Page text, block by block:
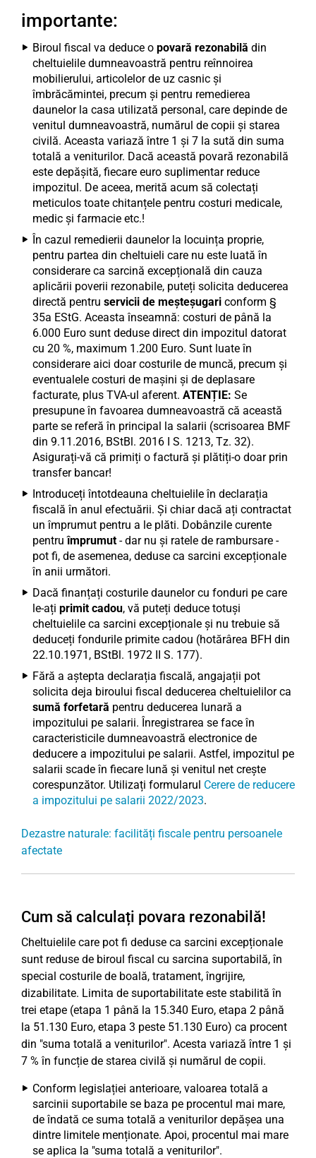
importante:
Biroul fiscal va deduce o povară rezonabilă din
cheltuielile dumneavoastră pentru reînnoirea
mobilierului, articolelor de uz casnic și
îmbrăcămintei, precum și pentru remedierea
daunelor la casa utilizată personal, care depinde de
venitul dumneavoastră, numărul de copii și starea
civilă. Aceasta variază între 1 și 7 la sută din suma
totală a veniturilor. Dacă această povară rezonabilă
este depășită, fiecare euro suplimentar reduce
impozitul. De aceea, merită acum să colectați
meticulos toate chitanțele pentru costuri medicale,
medic și farmacie etc.!
În cazul remedierii daunelor la locuința proprie,
pentru partea din cheltuieli care nu este luată în
considerare ca sarcină excepțională din cauza
aplicării poverii rezonabile, puteți solicita deducerea
directă pentru servicii de meșteșugari conform §
35a EStG. Aceasta înseamnă: costuri de până la
6.000 Euro sunt deduse direct din impozitul datorat
cu 20 %, maximum 1.200 Euro. Sunt luate în
considerare aici doar costurile de muncă, precum și
eventualele costuri de mașini și de deplasare
facturate, plus TVA-ul aferent. ATENȚIE: Se
presupune în favoarea dumneavoastră că această
parte se referă în principal la salarii (scrisoarea BMF
din 9.11.2016, BStBl. 2016 I S. 1213, Tz. 32).
Asigurați-vă că primiți o factură și plătiți-o doar prin
transfer bancar!
Introduceți întotdeauna cheltuielile în declarația
fiscală în anul efectuării. Și chiar dacă ați contractat
un împrumut pentru a le plăti. Dobânzile curente
pentruîmprumut- dar nu și ratele de rambursare -
pot fi, de asemenea, deduse ca sarcini excepționale
în anii următori.
Dacă finanțați costurile daunelor cu fonduri pe care
le-ați primit cadou, vă puteți deduce totuși
cheltuielile ca sarcini excepționale și nu trebuie să
deduceți fondurile primite cadou (hotărârea BFH din
22.10.1971, BStBl. 1972 II S. 177).
Fără a aștepta declarația fiscală, angajații pot
solicita deja biroului fiscal deducerea cheltuielilor ca
sumă forfetară pentru deducerea lunară a
impozitului pe salarii. Înregistrarea se face în
caracteristicile dumneavoastră electronice de
deducere a impozitului pe salarii. Astfel, impozitul pe
salarii scade în fiecare lună și venitul net crește
corespunzător. Utilizați formularul Cerere de reducere
a impozitului pe salarii 2022/2023.
Dezastre naturale: facilități fiscale pentru persoanele
afectate
Cum să calculați povara rezonabilă!
Cheltuielile care pot fi deduse ca sarcini excepționale
sunt reduse de biroul fiscal cu sarcina suportabilă, în
special costurile de boală, tratament, îngrijire,
dizabilitate. Limita de suportabilitate este stabilită în
trei etape (etapa 1 până la 15.340 Euro, etapa 2 până
la 51.130 Euro, etapa 3 peste 51.130 Euro) ca procent
din "suma totală a veniturilor". Acesta variază între 1 și
7 % în funcție de starea civilă și numărul de copii.
Conform legislației anterioare, valoarea totală a
sarcinii suportabile se baza pe procentul mai mare,
de îndată ce suma totală a veniturilor depășea una
dintre limitele menționate. Apoi, procentul mai mare
se aplica la "suma totală a veniturilor".